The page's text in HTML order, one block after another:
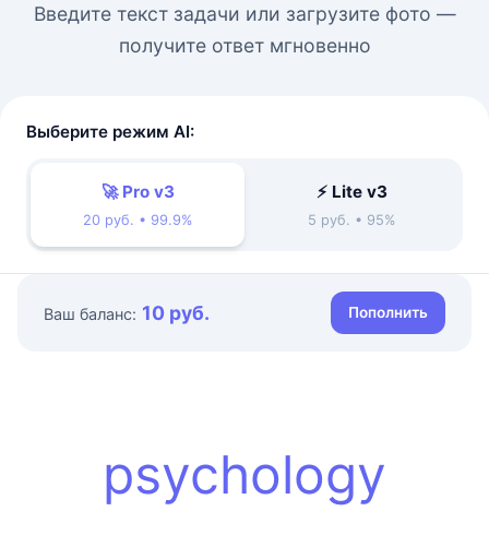
Введите текст задачи или загрузите фото —
получите ответ мгновенно
Выберите режим AI:
🚀 Pro v3
20 руб. • 99.9%
⚡ Lite v3
5 руб. • 95%
Ваш баланс: 10 руб. Пополнить
psychology